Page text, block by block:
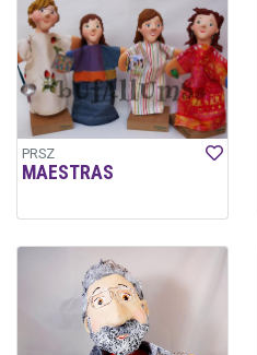
PRSZ
MAESTRAS